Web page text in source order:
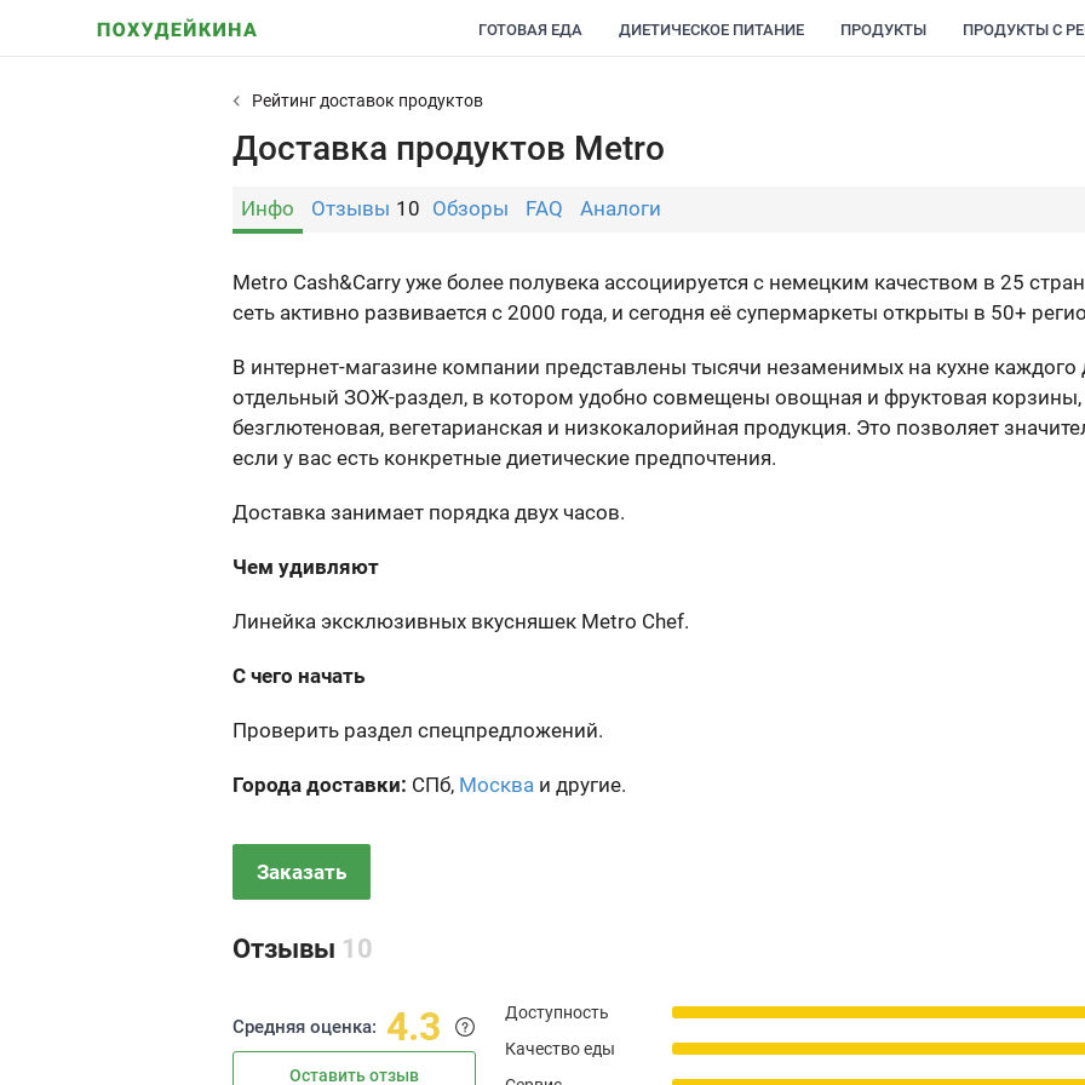
ГОТОВАЯ ЕДА ДИЕТИЧЕСКОЕ ПИТАНИЕ ПРОДУКТЫ ПРОДУКТЫ С
Рейтинг доставок продуктов
Доставка продуктов Metro
Инфо Отзывы 10 Обзоры FAQ Аналоги
Metro Cash&Carry уже более полувека ассоциируется с немецким качеством в 25
сеть активно развивается с 2000 года, и сегодня её супермаркеты открыты в 50+
В интернет-магазине компании представлены тысячи незаменимых на кухне каждого
отдельный ЗОЖ-раздел, в котором удобно совмещены овощная и фруктовая корзины,
безглютеновая, вегетарианская и низкокалорийная продукция. Это позволяет
если у вас есть конкретные диетические предпочтения.
Доставка занимает порядка двух часов.
Чем удивляют
Линейка эксклюзивных вкусняшек Metro Chef.
С чего начать
Проверить раздел спецпредложений.
Города доставки: СПб, Москва и другие.
Заказать
Отзывы 10
Средняя оценка: 4.3
Оставить отзыв
Доступность
Качество еды